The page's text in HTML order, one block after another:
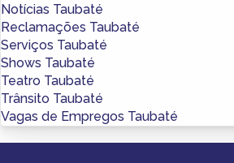
Notícias Taubaté
Reclamações Taubaté
Serviços Taubaté
Shows Taubaté
Teatro Taubaté
Trânsito Taubaté
Vagas de Empregos Taubaté